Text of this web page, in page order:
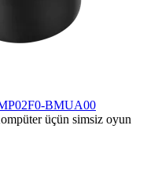
BMUA00
üçün simsiz oyun